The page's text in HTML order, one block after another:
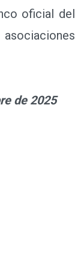
oficial del
de 2025